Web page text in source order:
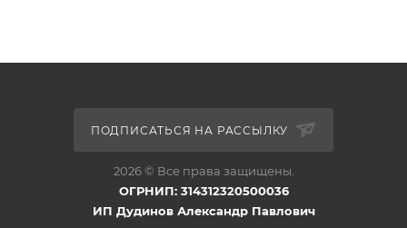
ПОДПИСАТЬСЯ НА РАССЫЛКУ
2026 © Все права защищены.
ОГРНИП: 314312320500036
ИП Дудинов Александр Павлович